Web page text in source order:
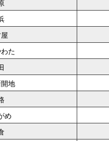
た
地
め